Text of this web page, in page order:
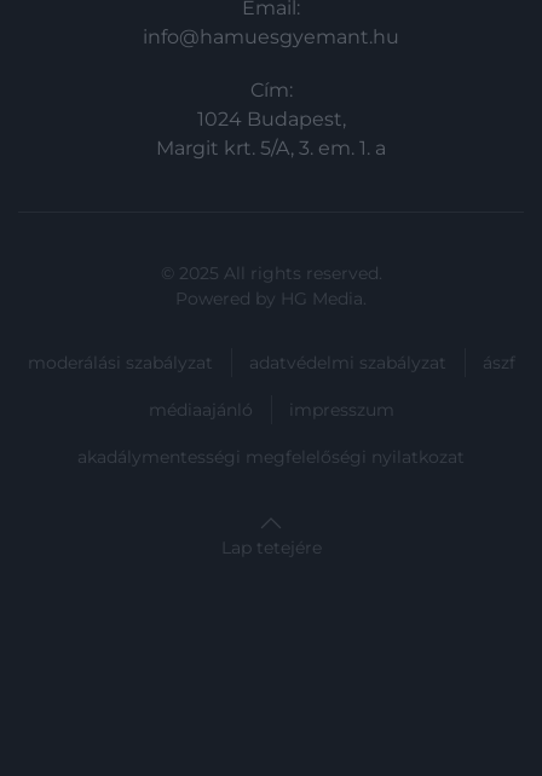
Email:
info@hamuesgyemant.hu
Cím:
1024 Budapest,
Margit krt. 5/A, 3. em. 1. a
© 2025 All rights reserved.
Powered by HG Media.
moderálási szabályzat adatvédelmi szabályzat ászf
médiaajánló impresszum
akadálymentességi megfelelőségi nyilatkozat
Lap tetejére